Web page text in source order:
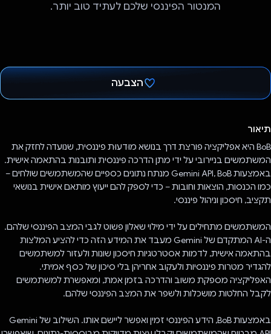
המנטור הפיננסי שלכם לעתיד טוב יותר.
הצבעה
תיאור
BoB היא אפליקציה פורצת דרך בנושא מוּדעוּת פיננסית, שנועדה לחזק את
המשתמשים בניירובי על ידי מתן הדרכה פיננסית ותובנות בהתאמה אישית.
באמצעות Gemini API, BoB מנתח נתונים כספיים שהמשתמשים שולחים –
כמו הכנסות, הוצאות וחובות – כדי לספק להם ייעוץ מותאם אישית בנושאי
תקציב, חיסכון וניהול פיננסי.
המשתמשים מתחילים על ידי מילוי שאלון פשוט לגבי המצב הפיננסי שלהם.
ה-AI המתקדם של Gemini מעבד את המידע הזה כדי להציע המלצות
בהתאמה אישית, לדמות אסטרטגיות חיסכון שונות ולעזור למשתמשים
להגדיר מטרות פיננסיות ולעקוב אחריהן בלי סיכון של כסף אמיתי.
האפליקציה מספקת משוב והדרכה בזמן אמת, ומאפשרת למשתמשים
לקבל החלטות מושכלות ולשפר את המצב הפיננסי שלהם.
באמצעות BoB, הידע הפיננסי זמין ואפשר ליישם אותו. השילוב של Gemini